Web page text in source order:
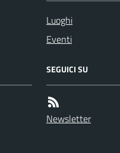
Luoghi
Eventi
SEGUICI SU
Newsletter